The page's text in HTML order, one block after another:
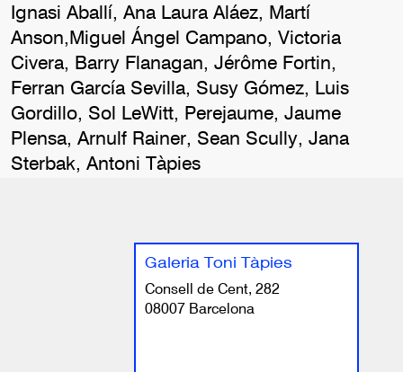
Ignasi Aballí, Ana Laura Aláez, Martí
Anson,Miguel Ángel Campano, Victoria
Civera, Barry Flanagan, Jérôme Fortin,
Ferran García Sevilla, Susy Gómez, Luis
Gordillo, Sol LeWitt, Perejaume, Jaume
Plensa, Arnulf Rainer, Sean Scully, Jana
Sterbak, Antoni Tàpies
Galeria Toni Tàpies
Consell de Cent, 282
08007 Barcelona